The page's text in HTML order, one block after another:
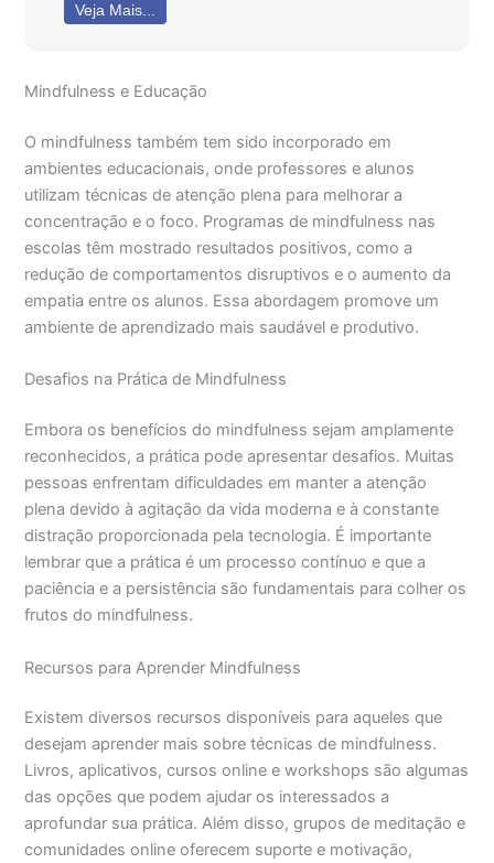
Veja Mais...
Mindfulness e Educação
O mindfulness também tem sido incorporado em
ambientes educacionais, onde professores e alunos
utilizam técnicas de atenção plena para melhorar a
concentração e o foco. Programas de mindfulness nas
escolas têm mostrado resultados positivos, como a
redução de comportamentos disruptivos e o aumento da
empatia entre os alunos. Essa abordagem promove um
ambiente de aprendizado mais saudável e produtivo.
Desafios na Prática de Mindfulness
Embora os benefícios do mindfulness sejam amplamente
reconhecidos, a prática pode apresentar desafios. Muitas
pessoas enfrentam dificuldades em manter a atenção
plena devido à agitação da vida moderna e à constante
distração proporcionada pela tecnologia. É importante
lembrar que a prática é um processo contínuo e que a
paciência e a persistência são fundamentais para colher os
frutos do mindfulness.
Recursos para Aprender Mindfulness
Existem diversos recursos disponíveis para aqueles que
desejam aprender mais sobre técnicas de mindfulness.
Livros, aplicativos, cursos online e workshops são algumas
das opções que podem ajudar os interessados a
aprofundar sua prática. Além disso, grupos de meditação e
comunidades online oferecem suporte e motivação,